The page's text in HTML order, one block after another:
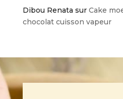
Dibou Renata sur Cake
chocolat cuisson vapeur